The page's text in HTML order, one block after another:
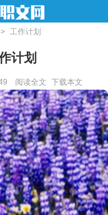
> 工作计划
计划
阅读全文 下载本文